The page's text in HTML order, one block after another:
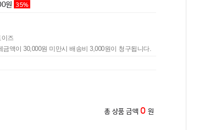
원 35%
즈
금액이 30,000원 미만시 배송비 3,000원이 청구됩니다.
총 상품 금액 0 원